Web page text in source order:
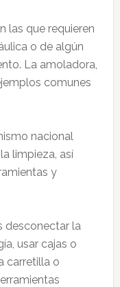
las que requieren
o de algún
La amoladora,
comunes
nacional
limpieza, así
y
desconectar la
usar cajas o
carretilla o